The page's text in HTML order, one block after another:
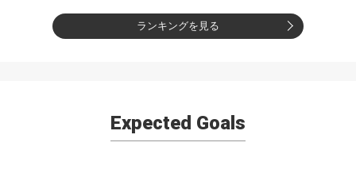
ランキングを見る
Expected Goals